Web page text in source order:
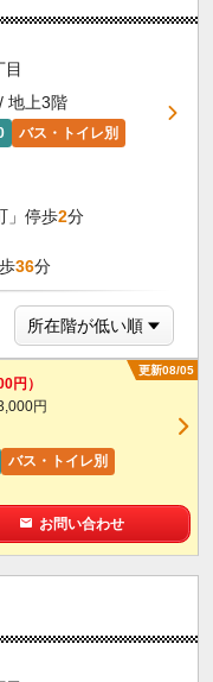
地上3階
バス・トイレ別
」停歩2分
36分
更新08/05
円）
円
バス・トイレ別
お問い合わせ